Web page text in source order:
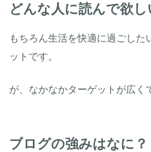
どんな人に読んで欲し
もちろん生活を快適に過ごした
ットです。
が、なかなかターゲットが広く
ブログの強みはなに？